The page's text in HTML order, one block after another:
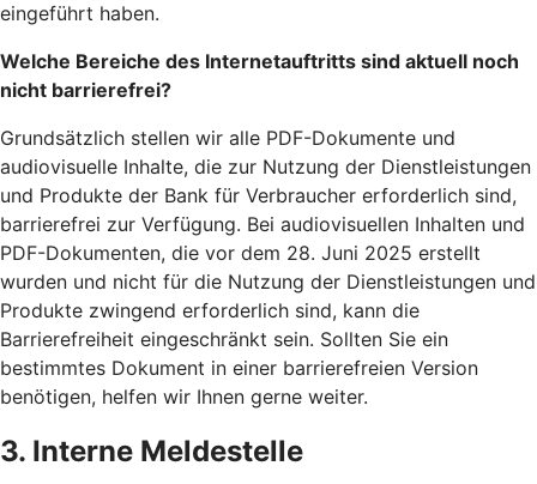
eingeführt haben.
Welche Bereiche des Internetauftritts sind aktuell noch
nicht barrierefrei?
Grundsätzlich stellen wir alle PDF-Dokumente und
audiovisuelle Inhalte, die zur Nutzung der Dienstleistungen
und Produkte der Bank für Verbraucher erforderlich sind,
barrierefrei zur Verfügung. Bei audiovisuellen Inhalten und
PDF-Dokumenten, die vor dem 28. Juni 2025 erstellt
wurden und nicht für die Nutzung der Dienstleistungen und
Produkte zwingend erforderlich sind, kann die
Barrierefreiheit eingeschränkt sein. Sollten Sie ein
bestimmtes Dokument in einer barrierefreien Version
benötigen, helfen wir Ihnen gerne weiter.
3. Interne Meldestelle